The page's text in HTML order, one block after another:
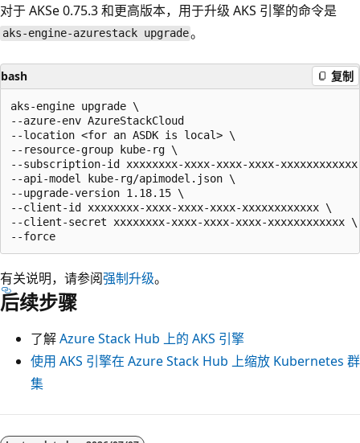
对于 AKSe 0.75.3 和更高版本，用于升级 AKS 引擎的命令是
aks-engine-azurestack upgrade。
bash 复制
aks-engine upgrade \
--azure-env AzureStackCloud
--location <for an ASDK is local> \
--resource-group kube-rg \
--subscription-id xxxxxxxx-xxxx-xxxx-xxxx-
--api-model kube-rg/apimodel.json \
--upgrade-version 1.18.15 \
--client-id xxxxxxxx-xxxx-xxxx-xxxx-xxxxxxxxxxxx \
--client-secret xxxxxxxx-xxxx-xxxx-xxxx-xxxxxxxxxxxx \
有关说明，请参阅强制升级。
后续步骤
了解Azure Stack Hub 上的 AKS 引擎
使用 AKS 引擎在 Azure Stack Hub 上缩放 Kubernetes 群
集